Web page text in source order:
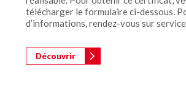
télécharger le formulaire ci-dessous.
d’informations, rendez-vous sur
Découvrir